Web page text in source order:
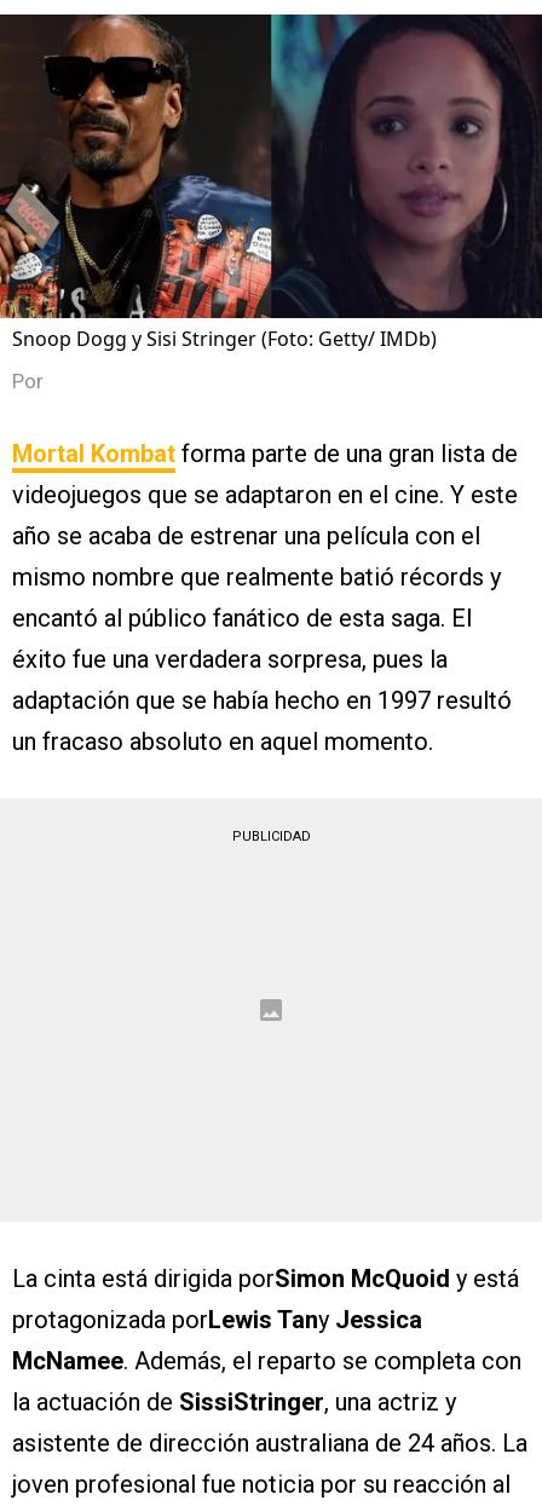
Snoop Dogg y Sisi Stringer (Foto: Getty/ IMDb)
Por
Mortal Kombat forma parte de una gran lista de
videojuegos que se adaptaron en el cine. Y este
año se acaba de estrenar una película con el
mismo nombre que realmente batió récords y
encantó al público fanático de esta saga. El
éxito fue una verdadera sorpresa, pues la
adaptación que se había hecho en 1997 resultó
un fracaso absoluto en aquel momento.
PUBLICIDAD
La cinta está dirigida porSimon McQuoid y está
protagonizada porLewis Tany Jessica
McNamee. Además, el reparto se completa con
la actuación de SissiStringer, una actriz y
asistente de dirección australiana de 24 años. La
joven profesional fue noticia por su reacción al